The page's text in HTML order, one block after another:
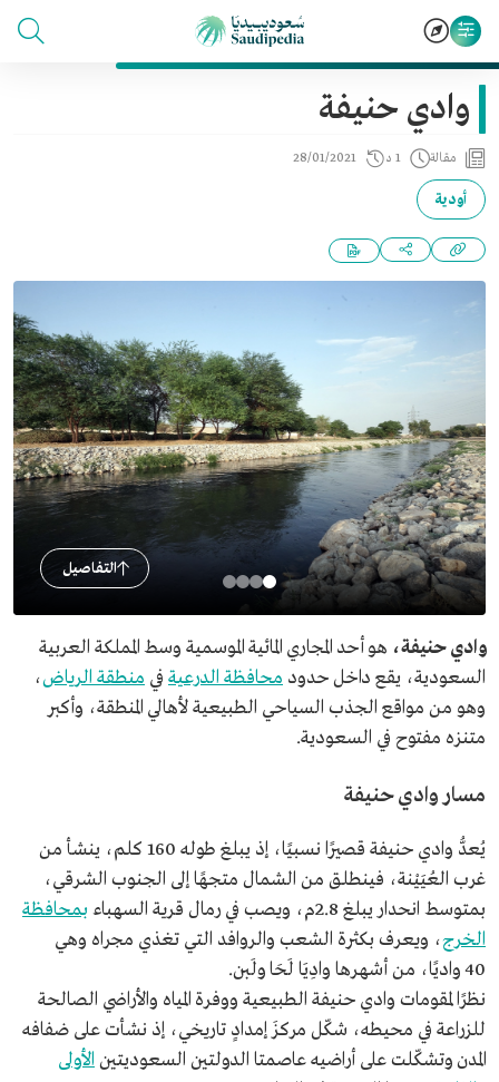
وادي حنيفة
مقالة 1 د 28/01/2021
أودية
التفاصيل
وادي حنيفة، هو أحد المجاري المائية الموسمية وسط المملكة العربية
السعودية، يقع داخل حدود محافظة الدرعية في منطقة الرياض،
وهو من مواقع الجذب السياحي الطبيعية لأهالي المنطقة، وأكبر
متنزه مفتوح في السعودية.
مسار وادي حنيفة
يُعدُّ وادي حنيفة قصيرًا نسبيًا، إذ يبلغ طوله 160 كلم، ينشأ من
غرب العُيَيْنة، فينطلق من الشمال متجهًا إلى الجنوب الشرقي،
بمتوسط انحدار يبلغ 2.8م، ويصب في رمال قرية السهباء
بمحافظة
الخرج، ويعرف بكثرة الشعب والروافد التي تغذي مجراه وهي
40 واديًا، من أشهرها وادِيَا لَحَا ولَبن.
نظرًا لمقومات وادي حنيفة الطبيعية ووفرة المياه والأراضي الصالحة
للزراعة في محيطه، شكّل مركزَ إمدادٍ تاريخي، إذ نشأت على ضفافه
المدن وتشكّلت على أراضيه عاصمتا الدولتين السعوديتين الأولى